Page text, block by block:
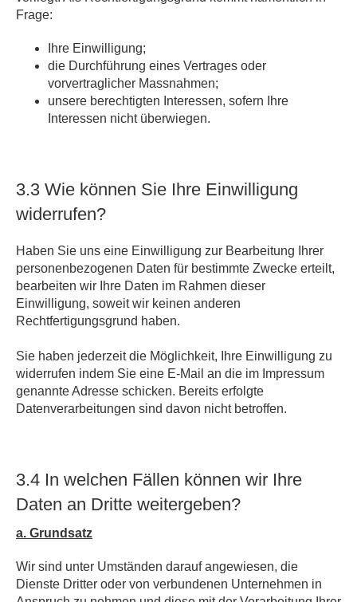
Frage:
Ihre Einwilligung;
die Durchführung eines Vertrages oder
vorvertraglicher Massnahmen;
unsere berechtigten Interessen, sofern Ihre
Interessen nicht überwiegen.
3.3 Wie können Sie Ihre Einwilligung
widerrufen?
Haben Sie uns eine Einwilligung zur Bearbeitung Ihrer
personenbezogenen Daten für bestimmte Zwecke erteilt,
bearbeiten wir Ihre Daten im Rahmen dieser
Einwilligung, soweit wir keinen anderen
Rechtfertigungsgrund haben.
Sie haben jederzeit die Möglichkeit, Ihre Einwilligung zu
widerrufen indem Sie eine E-Mail an die im Impressum
genannte Adresse schicken. Bereits erfolgte
Datenverarbeitungen sind davon nicht betroffen.
3.4 In welchen Fällen können wir Ihre
Daten an Dritte weitergeben?
a. Grundsatz
Wir sind unter Umständen darauf angewiesen, die
Dienste Dritter oder von verbundenen Unternehmen in